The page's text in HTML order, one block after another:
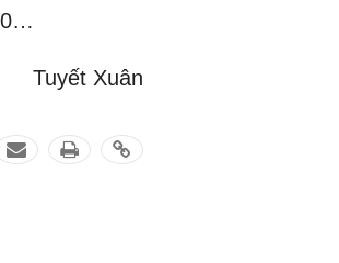
Tuyết Xuân